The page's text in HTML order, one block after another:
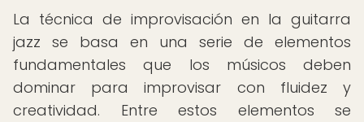
La técnica de improvisación en la guitarra
jazz se basa en una serie de elementos
fundamentales que los músicos deben
dominar para improvisar con fluidez y
creatividad. Entre estos elementos se